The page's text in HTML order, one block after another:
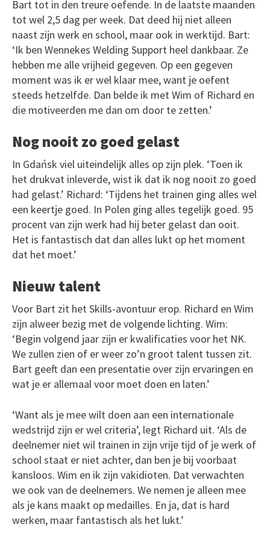
Bart tot in den treure oefende. In de laatste maanden
tot wel 2,5 dag per week. Dat deed hij niet alleen
naast zijn werk en school, maar ook in werktijd. Bart:
‘Ik ben Wennekes Welding Support heel dankbaar. Ze
hebben me alle vrijheid gegeven. Op een gegeven
moment was ik er wel klaar mee, want je oefent
steeds hetzelfde. Dan belde ik met Wim of Richard en
die motiveerden me dan om door te zetten.’
Nog nooit zo goed gelast
In Gdańsk viel uiteindelijk alles op zijn plek. ‘Toen ik
het drukvat inleverde, wist ik dat ik nog nooit zo goed
had gelast.’ Richard: ‘Tijdens het trainen ging alles wel
een keertje goed. In Polen ging alles tegelijk goed. 95
procent van zijn werk had hij beter gelast dan ooit.
Het is fantastisch dat dan alles lukt op het moment
dat het moet.’
Nieuw talent
Voor Bart zit het Skills-avontuur erop. Richard en Wim
zijn alweer bezig met de volgende lichting. Wim:
‘Begin volgend jaar zijn er kwalificaties voor het NK.
We zullen zien of er weer zo’n groot talent tussen zit.
Bart geeft dan een presentatie over zijn ervaringen en
wat je er allemaal voor moet doen en laten.’
‘Want als je mee wilt doen aan een internationale
wedstrijd zijn er wel criteria’, legt Richard uit. ‘Als de
deelnemer niet wil trainen in zijn vrije tijd of je werk of
school staat er niet achter, dan ben je bij voorbaat
kansloos. Wim en ik zijn vakidioten. Dat verwachten
we ook van de deelnemers. We nemen je alleen mee
als je kans maakt op medailles. En ja, dat is hard
werken, maar fantastisch als het lukt.’